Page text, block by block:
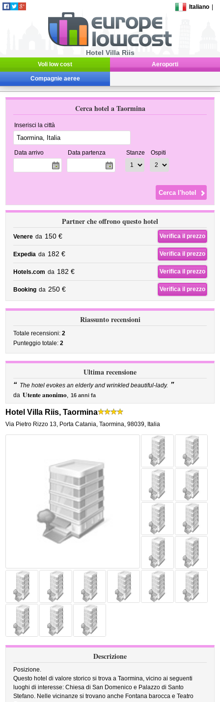
Italiano
Hotel Villa Riis
Voli low cost Aeroporti
Compagnie aeree
Cerca hotel a Taormina
Inserisci la città
Data arrivo Data partenza Stanze Ospiti
Partner che offrono questo hotel
Venere da 150 € Verifica il prezzo
Expedia da 182 € Verifica il prezzo
Hotels.com da 182 € Verifica il prezzo
Booking da 250 € Verifica il prezzo
Riassunto recensioni
Totale recensioni:2
Punteggio totale:2
Ultima recensione
“ The hotel evokes an elderly and wrinkled beautiful-lady. ”
da Utente anonimo, 16 anni fa
Hotel Villa Riis, Taormina
Via Pietro Rizzo 13, Porta Catania, Taormina,98039, Italia
Descrizione
Posizione.
Questo hotel di valore storico si trova a Taormina, vicino ai seguenti
luoghi di interesse: Chiesa di San Domenico e Palazzo di Santo
Stefano. Nelle vicinanze si trovano anche Fontana barocca e Teatro